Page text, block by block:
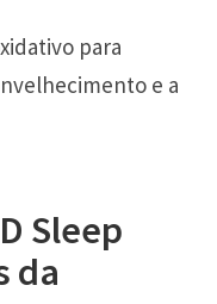
para
e a
Sleep
da